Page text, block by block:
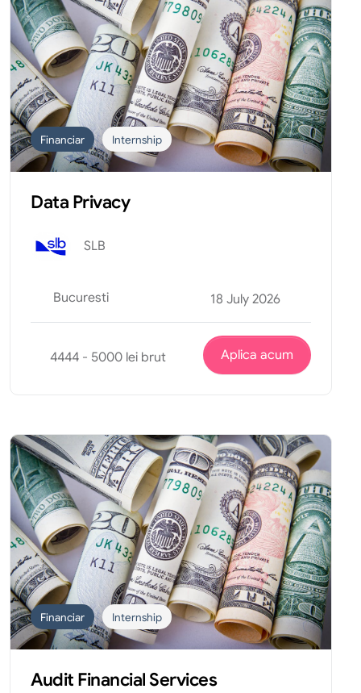
Financiar Internship
Data Privacy
SLB
Bucuresti 18 July 2026
4444 - 5000 lei brut Aplica acum
Financiar Internship
Audit Financial Services